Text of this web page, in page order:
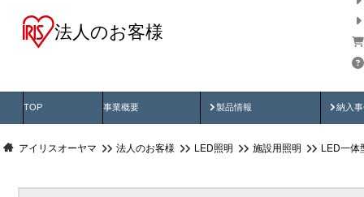
法人のお客様
TOP 事業概要 製品情報
製品動画 納入
納
アイリスオーヤマ 法人のお客様 LED照明 施設用照明 LED一体